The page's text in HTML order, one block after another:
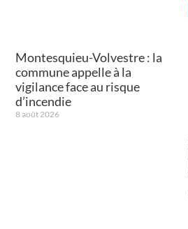
Montesquieu-Volvestre : la
commune appelle à la
vigilance face au risque
d’incendie
8 août 2026